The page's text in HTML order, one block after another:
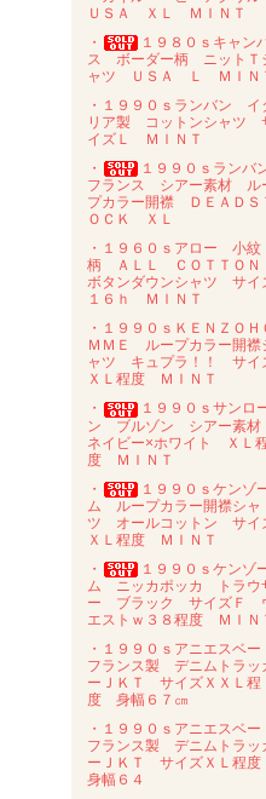
ＵＳＡ ＸＬ ＭＩＮＴ
・
１９８０ｓキャン
ス ボーダー柄 ニットＴ
ャツ ＵＳＡ Ｌ ＭＩＮ
・１９９０ｓランバン イ
リア製 コットンシャツ
イズＬ ＭＩＮＴ
・
１９９０ｓランバ
フランス シアー素材 ル
プカラー開襟 ＤＥＡＤＳ
ＯＣＫ ＸＬ
・１９６０ｓアロー 小紋
柄 ＡＬＬ ＣＯＴＴＯＮ
ボタンダウンシャツ サイ
１６ｈ ＭＩＮＴ
・１９９０ｓＫＥＮＺＯＨ
ＭＭＥ ループカラー開襟
ャツ キュプラ！！ サイ
ＸＬ程度 ＭＩＮＴ
・
１９９０ｓサンロ
ン ブルゾン シアー素材
ネイビー×ホワイト ＸＬ
度 ＭＩＮＴ
・
１９９０ｓケンゾ
ム ループカラー開襟シャ
ツ オールコットン サイ
ＸＬ程度 ＭＩＮＴ
・
１９９０ｓケンゾ
ム ニッカポッカ トラウ
ー ブラック サイズＦ
エストｗ３８程度 ＭＩＮ
・１９９０ｓアニエスベー
フランス製 デニムトラッ
ーＪＫＴ サイズＸＸＬ程
度 身幅６７㎝
・１９９０ｓアニエスベー
フランス製 デニムトラッ
ーＪＫＴ サイズＸＬ程度
身幅６４